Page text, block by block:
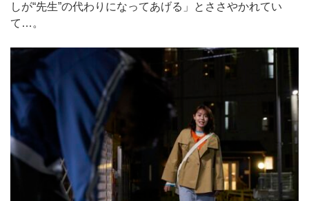
しが“先生”の代わりになってあげる」とささやかれてい
て…。